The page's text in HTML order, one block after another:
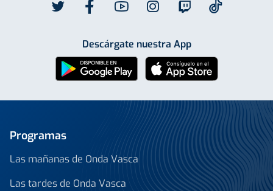
Descárgate nuestra App
Programas
Las mañanas de Onda Vasca
Las tardes de Onda Vasca